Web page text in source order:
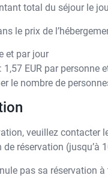
total du séjour le
le prix de
et par jour
EUR par personne
le nombre de
veuillez contacter
réservation (jusqu’à
pas sa